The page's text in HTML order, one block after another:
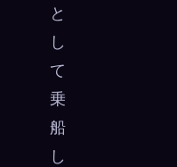
と
し
て
乗
船
し